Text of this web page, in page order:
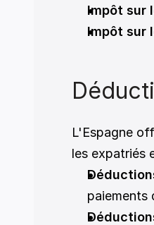
Impôt sur
Impôt sur
L'Espagne
les expatriés
paiements